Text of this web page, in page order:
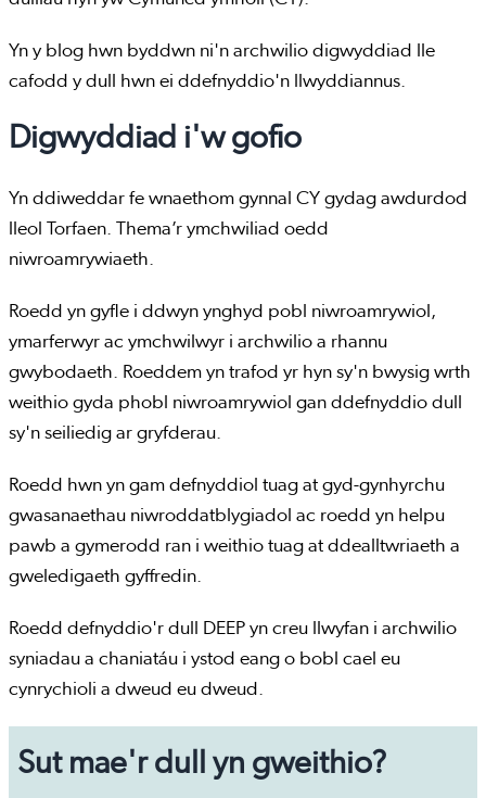
Yn y blog hwn byddwn ni'n archwilio digwyddiad lle
cafodd y dull hwn ei ddefnyddio'n llwyddiannus.
Digwyddiad i'w gofio
Yn ddiweddar fe wnaethom gynnal CY gydag awdurdod
lleol Torfaen. Thema’r ymchwiliad oedd
niwroamrywiaeth.
Roedd yn gyfle i ddwyn ynghyd pobl niwroamrywiol,
ymarferwyr ac ymchwilwyr i archwilio a rhannu
gwybodaeth. Roeddem yn trafod yr hyn sy'n bwysig wrth
weithio gyda phobl niwroamrywiol gan ddefnyddio dull
sy'n seiliedig ar gryfderau.
Roedd hwn yn gam defnyddiol tuag at gyd-gynhyrchu
gwasanaethau niwroddatblygiadol ac roedd yn helpu
pawb a gymerodd ran i weithio tuag at ddealltwriaeth a
gweledigaeth gyffredin.
Roedd defnyddio'r dull DEEP yn creu llwyfan i archwilio
syniadau a chaniatáu i ystod eang o bobl cael eu
cynrychioli a dweud eu dweud.
Sut mae'r dull yn gweithio?